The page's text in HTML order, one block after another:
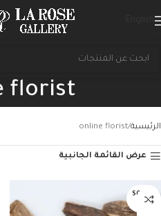
florist
الرئيسية online florist
عرض القائمة الجانبية
SOLD O
UT